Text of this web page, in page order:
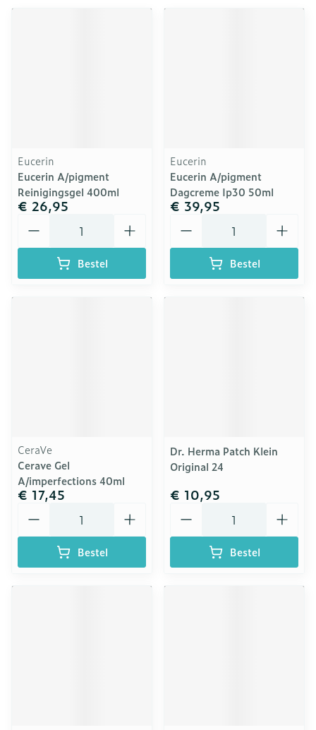
Eucerin
Eucerin A/pigment
Reinigingsgel 400ml
€ 26,95
Bestel
Eucerin
Eucerin A/pigment
Dagcreme Ip30 50ml
€ 39,95
Bestel
CeraVe
Cerave Gel
A/imperfections 40ml
€ 17,45
Bestel
Dr. Herma Patch Klein
Original 24
€ 10,95
Bestel